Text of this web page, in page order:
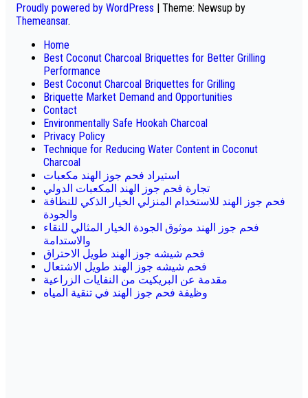
Proudly powered by WordPress | Theme: Newsup by
Themeansar.
Home
Best Coconut Charcoal Briquettes for Better Grilling
Performance
Best Coconut Charcoal Briquettes for Grilling
Briquette Market Demand and Opportunities
Contact
Environmentally Safe Hookah Charcoal
Privacy Policy
Technique for Reducing Water Content in Coconut
Charcoal
استيراد فحم جوز الهند مكعبات
تجارة فحم جوز الهند المكعبات الدولي
فحم جوز الهند للاستخدام المنزلي الخيار الذكي للنظافة
والجودة
فحم جوز الهند موثوق الجودة الخيار المثالي للنقاء
والاستدامة
فحم شيشه جوز الهند طويل الاحتراق
فحم شيشه جوز الهند طويل الاشتعال
مقدمة عن البريكيت من النفايات الزراعية
وظيفة فحم جوز الهند في تنقية المياه